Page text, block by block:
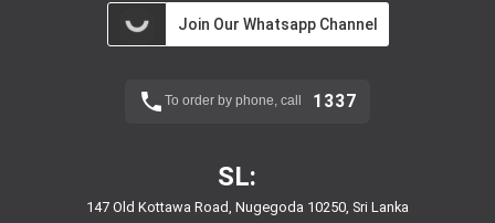
Join Our Whatsapp Channel
To order by phone, call 1337
SL:
147 Old Kottawa Road, Nugegoda 10250, Sri Lanka